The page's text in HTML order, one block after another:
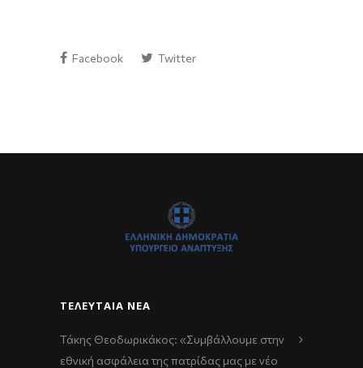
Facebook Twitter
ΤΕΛΕΥΤΑΊΑ ΝΈΑ
Τάκης Θεοδωρικάκος: «Συμβάλλουμε στην
εθνική ασφάλεια της πατρίδας μας με νέο